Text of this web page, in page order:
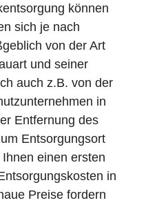
können
sich je nach
von der Art
und seiner
auch z.B. von der
in
Entfernung des
Entsorgungsort
einen ersten
in
Preise fordern